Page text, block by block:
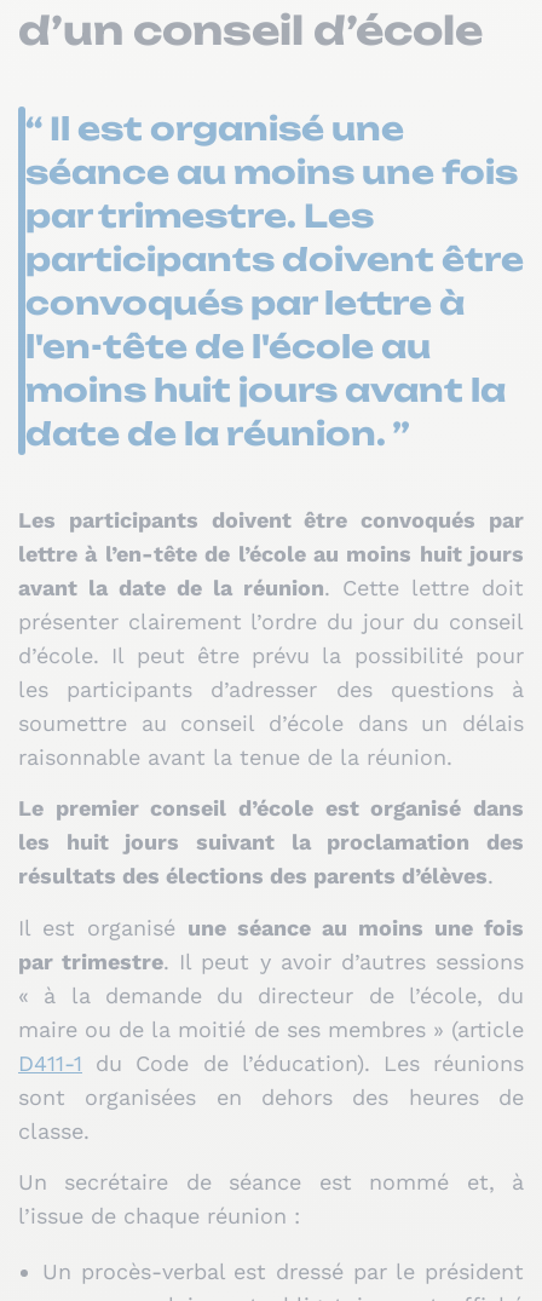
d’un conseil d’école
“ Il est organisé une
séance au moins une fois
par trimestre. Les
participants doivent être
convoqués par lettre à
l'en-tête de l'école au
moins huit jours avant la
date de la réunion. ”
Les participants doivent être convoqués par
lettre à l’en-tête de l’école au moins huit jours
avant la date de la réunion. Cette lettre doit
présenter clairement l’ordre du jour du conseil
d’école. Il peut être prévu la possibilité pour
les participants d’adresser des questions à
soumettre au conseil d’école dans un délais
raisonnable avant la tenue de la réunion.
Le premier conseil d’école est organisé dans
les huit jours suivant la proclamation des
résultats des élections des parents d’élèves.
Il est organisé une séance au moins une fois
par trimestre. Il peut y avoir d’autres sessions
« à la demande du directeur de l’école, du
maire ou de la moitié de ses membres » (article
D411-1 du Code de l’éducation). Les réunions
sont organisées en dehors des heures de
classe.
Un secrétaire de séance est nommé et, à
l’issue de chaque réunion :
Un procès-verbal est dressé par le président